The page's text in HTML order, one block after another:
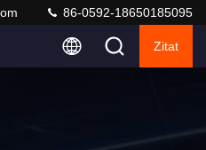
86-0592-18650185095
Zitat